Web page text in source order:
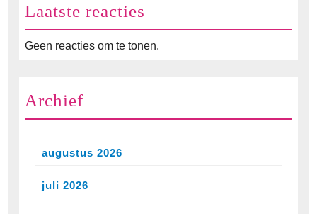
Laatste reacties
Geen reacties om te tonen.
Archief
augustus 2026
juli 2026